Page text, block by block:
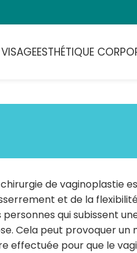
ESTHÉTIQUE
chirurgie de vaginoplastie
et de la
personnes qui subissent
Cela peut provoquer un
effectuée pour que le